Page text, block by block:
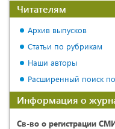
Читателям
Архив выпусков
Статьи по рубрикам
Наши авторы
Расширенный поиск по
Информация о
Св-во о регистрации